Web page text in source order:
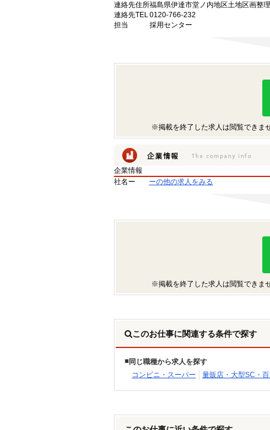
連絡先住所福島県伊達市堂ノ内地区土地区画整
連絡先TEL0120-766-232
担当
採用センター
※掲載を終了した求人は閲覧できま
企業情報
社名 ー ーの他の求人をみる
※掲載を終了した求人は閲覧できま
このお仕事に関連する条件で探す
同じ職種から求人を探す
コンビニ・スーパー
量販店・大型SC・